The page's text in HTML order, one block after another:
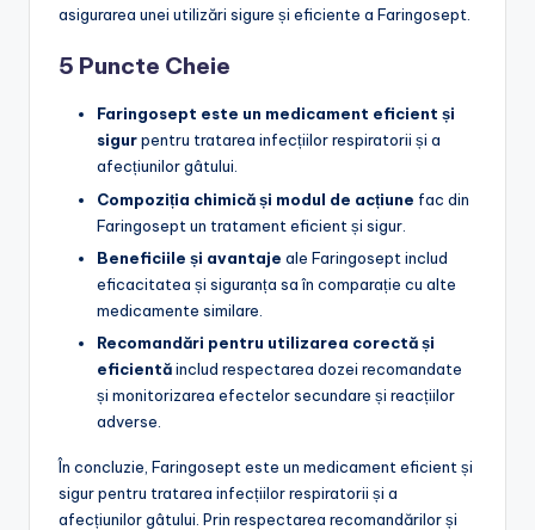
asigurarea unei utilizări sigure și eficiente a Faringosept.
5 Puncte Cheie
Faringosept este un medicament eficient și
sigurpentru tratarea infecțiilor respiratorii și a
afecțiunilor gâtului.
Compoziția chimică și modul de acțiune fac din
Faringosept un tratament eficient și sigur.
Beneficiile și avantaje ale Faringosept includ
eficacitatea și siguranța sa în comparație cu alte
medicamente similare.
Recomandări pentru utilizarea corectă și
eficientăinclud respectarea dozei recomandate
și monitorizarea efectelor secundare și reacțiilor
adverse.
În concluzie, Faringosept este un medicament eficient și
sigur pentru tratarea infecțiilor respiratorii și a
afecțiunilor gâtului. Prin respectarea recomandărilor și